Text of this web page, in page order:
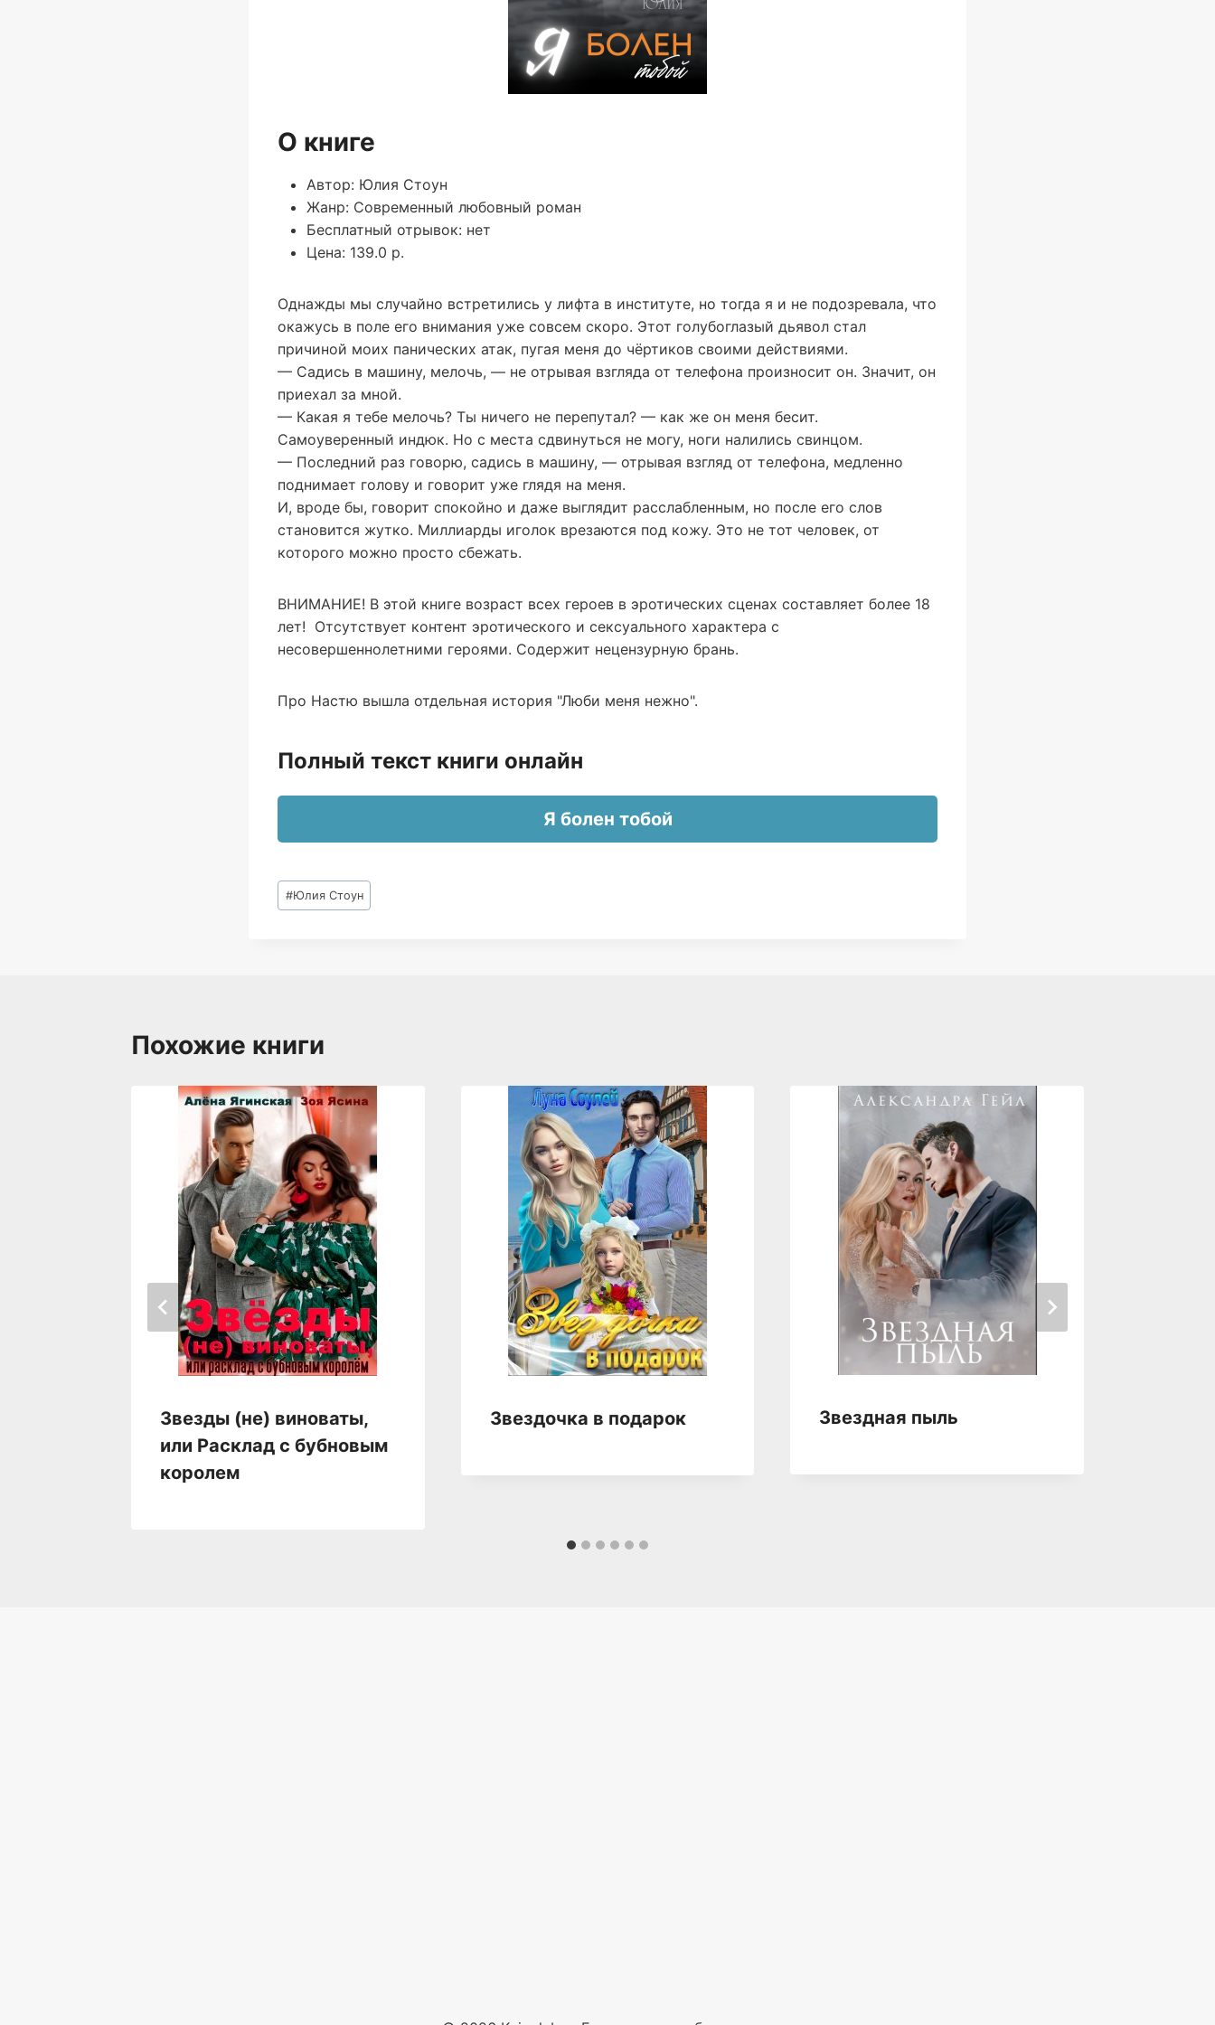
О книге
Автор: Юлия Стоун
Жанр: Современный любовный роман
Бесплатный отрывок: нет
Цена: 139.0 р.
Однажды мы случайно встретились у лифта в институте, но тогда я и не подозревала, что
окажусь в поле его внимания уже совсем скоро. Этот голубоглазый дьявол стал
причиной моих панических атак, пугая меня до чёртиков своими действиями.
— Садись в машину, мелочь, — не отрывая взгляда от телефона произносит он. Значит, он
приехал за мной.
— Какая я тебе мелочь? Ты ничего не перепутал? — как же он меня бесит.
Самоуверенный индюк. Но с места сдвинуться не могу, ноги налились свинцом.
— Последний раз говорю, садись в машину, — отрывая взгляд от телефона, медленно
поднимает голову и говорит уже глядя на меня.
И, вроде бы, говорит спокойно и даже выглядит расслабленным, но после его слов
становится жутко. Миллиарды иголок врезаются под кожу. Это не тот человек, от
которого можно просто сбежать.
ВНИМАНИЕ! В этой книге возраст всех героев в эротических сценах составляет более 18
лет! Отсутствует контент эротического и сексуального характера с
несовершеннолетними героями. Содержит нецензурную брань.
Про Настю вышла отдельная история "Люби меня нежно".
Полный текст книги онлайн
Я болен тобой
Метки
записи:
#Юлия Стоун
Похожие книги
Звезды (не) виноваты,
или Расклад с бубновым
королем
Звездочка в подарок Звездная пыль